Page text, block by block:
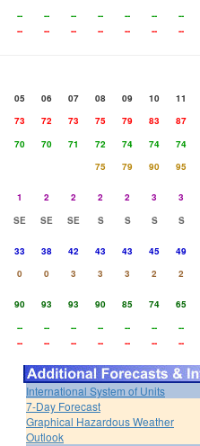
-- -- -- -- -- -- --
-- -- -- -- -- -- --
05 06 07 08 09 10 11
73 72 73 75 79 83 87
70 70 71 72 74 74 74
75 79 90 95
1 2 2 2 2 3 3
SE SE SE S S S S
33 38 42 43 43 45 49
0 0 3 3 3 2 2
90 93 93 90 85 74 65
-- -- -- -- -- -- --
-- -- -- -- -- -- --
International System of Units
7-Day Forecast
Graphical Hazardous Weather
Outlook